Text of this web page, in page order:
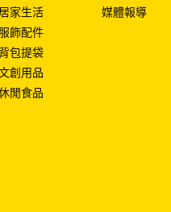
居家生活
服飾配件
包提袋
創用品
閒食品
媒體報導